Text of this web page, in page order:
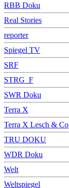
RBB Doku
Real Stories
reporter
Spiegel TV
SRF
STRG_F
SWR Doku
Terra X
Terra X Lesch & Co
TRU DOKU
WDR Doku
Welt
Weltspiegel